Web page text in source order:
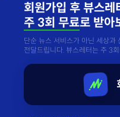
회원가입 후 뷰스레
주 3회 무료로 받아
단순 뉴스 서비스가 아닌 세상
전달드립니다. 뷰스레터는 주 3